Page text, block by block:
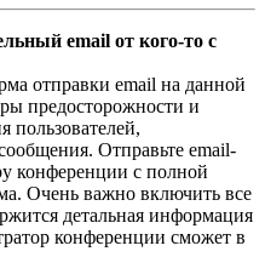
email от кого-то с
отправки email на данной
предосторожности и
пользователей,
Отправьте email-
конференции с полной
Очень важно включить все
детальная информация
конференции сможет в